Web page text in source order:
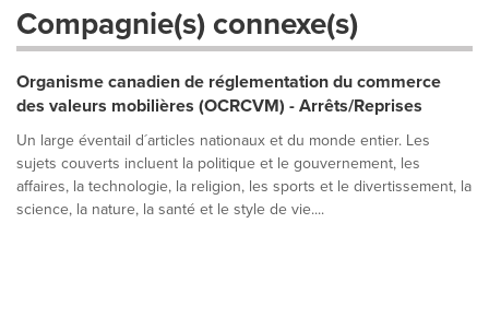
Compagnie(s) connexe(s)
Organisme canadien de réglementation du commerce
des valeurs mobilières (OCRCVM) - Arrêts/Reprises
Un large éventail d´articles nationaux et du monde entier. Les
sujets couverts incluent la politique et le gouvernement, les
affaires, la technologie, la religion, les sports et le divertissement, la
science, la nature, la santé et le style de vie....